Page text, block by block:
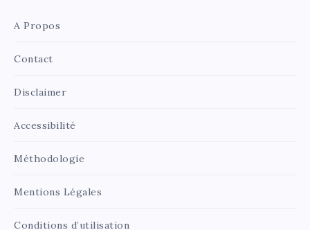
A Propos
Contact
Disclaimer
Accessibilité
Méthodologie
Mentions Légales
Conditions d’utilisation